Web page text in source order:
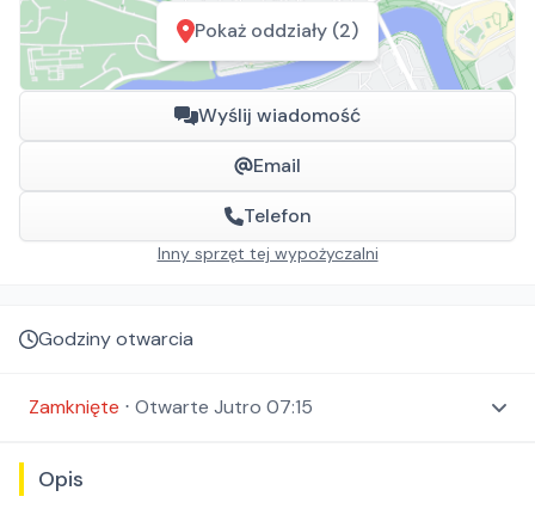
Pokaż oddziały (2)
Wyślij wiadomość
Email
Telefon
Inny sprzęt tej wypożyczalni
Godziny otwarcia
Zamknięte ⋅ Otwarte Jutro 07:15
Opis